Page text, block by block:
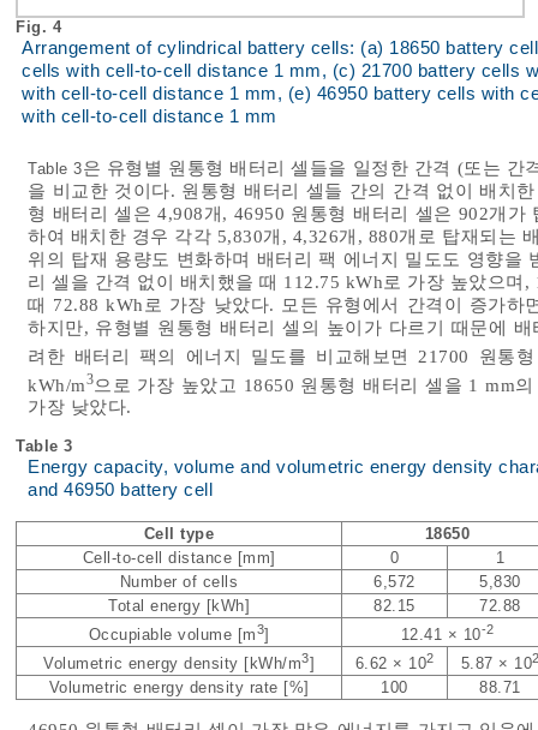
Fig. 4
Arrangement of cylindrical battery cells: (a) 18650 battery
cells with cell-to-cell distance 1 mm, (c) 21700 battery cells
with cell-to-cell distance 1 mm, (e) 46950 battery cells with
with cell-to-cell distance 1 mm
Table 3은 유형별 원통형 배터리 셀들을 일정한 간격 (또는
을 비교한 것이다. 원통형 배터리 셀들 간의 간격 없이 배치
형 배터리 셀은 4,908개, 46950 원통형 배터리 셀은 902개
하여 배치한 경우 각각 5,830개, 4,326개, 880개로 탑재되는
위의 탑재 용량도 변화하며 배터리 팩 에너지 밀도도 영향을
리 셀을 간격 없이 배치했을 때 112.75 kWh로 가장 높았으
때 72.88 kWh로 가장 낮았다. 모든 유형에서 간격이 증가하
하지만, 유형별 원통형 배터리 셀의 높이가 다르기 때문에
려한 배터리 팩의 에너지 밀도를 비교해보면 21700 원
kWh/m3으로 가장 높았고 18650 원통형 배터리 셀을 1 mm
가장 낮았다.
Table 3
Energy capacity, volume and volumetric energy density
and 46950 battery cell
Cell type
18650
Cell-to-cell distance [mm]
0
1
Number of cells
6,572
5,830
Total energy [kWh]
82.15
72.88
Occupiable volume [m3 12.41 × 10-2
Volumetric energy density [kWh/m3 6.62 × 102 5.87 × 10
Volumetric energy density rate [%] 100 88.71